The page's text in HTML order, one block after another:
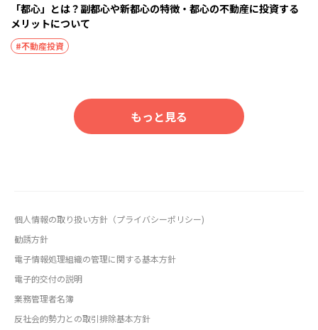
「都心」とは？副都心や新都心の特徴・都心の不動産に投資する
メリットについて
#不動産投資
もっと見る
個人情報の取り扱い方針（プライバシーポリシー)
勧誘方針
電子情報処理組織の管理に関する基本方針
電子的交付の説明
業務管理者名簿
反社会的勢力との取引排除基本方針